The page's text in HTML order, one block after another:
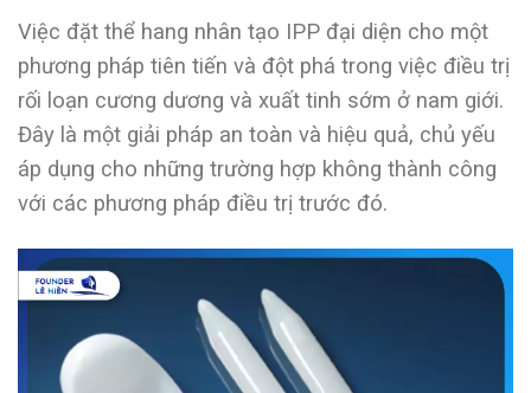
Việc đặt thể hang nhân tạo IPP đại diện cho một
phương pháp tiên tiến và đột phá trong việc điều trị
rối loạn cương dương và xuất tinh sớm ở nam giới.
Đây là một giải pháp an toàn và hiệu quả, chủ yếu
áp dụng cho những trường hợp không thành công
với các phương pháp điều trị trước đó.